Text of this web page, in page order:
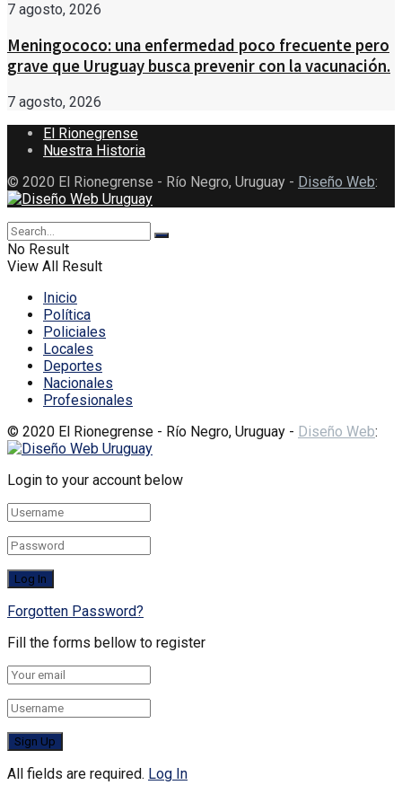
7 agosto, 2026
Meningococo: una enfermedad poco frecuente pero
grave que Uruguay busca prevenir con la vacunación.
7 agosto, 2026
El Rionegrense
Nuestra Historia
© 2020 El Rionegrense - Río Negro, Uruguay - Diseño Web:
No Result
View All Result
Inicio
Política
Policiales
Locales
Deportes
Nacionales
Profesionales
© 2020 El Rionegrense - Río Negro, Uruguay - Diseño Web:
Login to your account below
Forgotten Password?
Fill the forms bellow to register
All fields are required. Log In